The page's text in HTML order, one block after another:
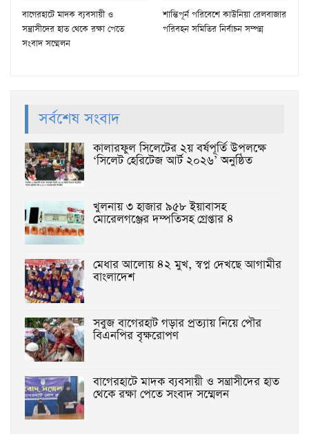
বাগেরহাটে মাদক ব্যবসায়ী ও
সন্ত্রাসীদের হাত থেকে রক্ষা পেতে
সংবাদ সম্মেলন
শান্তিপূর্ন পরিবেশে কাউনিয়া রেলবাজার
পরিবহন সমিতির নির্বাচন সম্পন্ন
সর্বশেষ সংবাদ
কালারফুল সিলেটের ২য় বর্ষপূর্তি উপলক্ষে
‘সিলেট হেরিটেজ আর্ট ২০২৬’ অনুষ্ঠিত
খুলনায় ৩ হাজার ৯৫৮ ইয়াবাসহ
মোরেলগঞ্জের দম্পতিসহ গ্রেপ্তার ৪
মেধার আলোয় ৪২ মুখ, স্বপ্ন দেখছে আগামীর
বাংলাদেশ
সবুজ বাগেরহাট গড়ার প্রত্যায় নিয়ে পৌর
বিএনপির বৃক্ষরোপণ
বাগেরহাটে মাদক ব্যবসায়ী ও সন্ত্রাসীদের হাত
থেকে রক্ষা পেতে সংবাদ সম্মেলন